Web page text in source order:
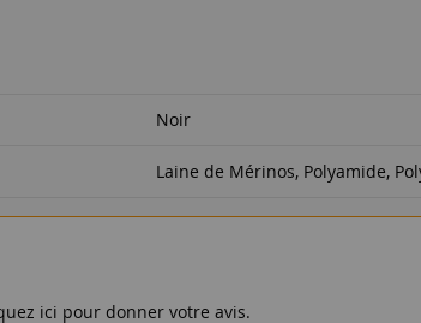
Noir
Laine de Mérinos, Polyamide,
ici pour donner votre avis.